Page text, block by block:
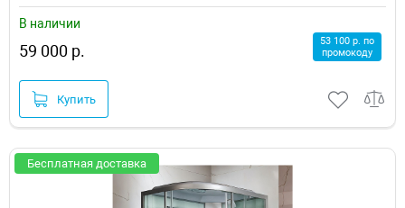
В наличии
59 000 р.
53 100 р. по
промокоду
Купить
Бесплатная доставка